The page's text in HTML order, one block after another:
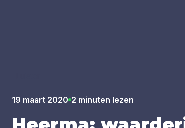
19 maart 2020 2 minuten lezen